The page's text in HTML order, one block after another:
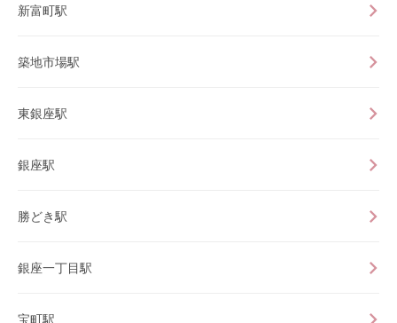
新富町駅
築地市場駅
東銀座駅
銀座駅
勝どき駅
銀座一丁目駅
宝町駅